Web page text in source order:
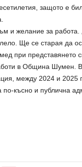
защото е
и желание за работа.
Ще се старая да
при представянето
в Община Шумен.
между 2024 и 2025
късно и публична